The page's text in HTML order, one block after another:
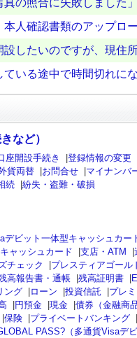
人確認書類のアップロ
したいのですが、現住
いる途中で時間切れに
など）
座開設手続き |登録情報の変更
貨両替 |お問合せ |マイナンバ
続 |紛失・盗難・破損
ビット一体型キャッシュカー
ャッシュカード |支店・ATM |
チェック |プレスティアゴール
高報告書・通帳 |残高証明書 |
ング |ローン |投資信託 |プレ
|円預金 |現金 |債券（金融商
|保険 |プライベートバンキング |
PASS?（多通貨Visaデ